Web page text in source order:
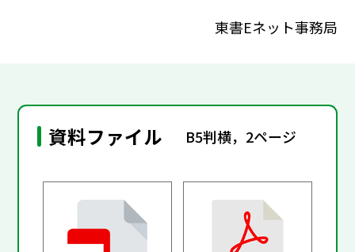
東書Eネット事務局
資料ファイル B5判横，2ページ